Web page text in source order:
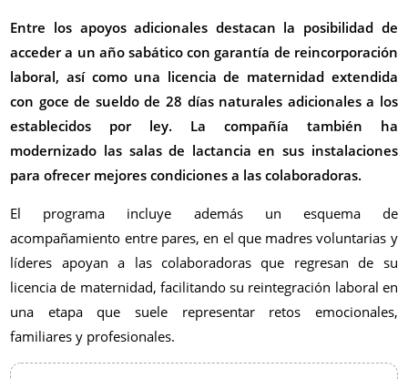
Entre los apoyos adicionales destacan la posibilidad de
acceder a un año sabático con garantía de reincorporación
laboral, así como una licencia de maternidad extendida
con goce de sueldo de 28 días naturales adicionales a los
establecidos por ley. La compañía también ha
modernizado las salas de lactancia en sus instalaciones
para ofrecer mejores condiciones a las colaboradoras.
El programa incluye además un esquema de
acompañamiento entre pares, en el que madres voluntarias y
líderes apoyan a las colaboradoras que regresan de su
licencia de maternidad, facilitando su reintegración laboral en
una etapa que suele representar retos emocionales,
familiares y profesionales.